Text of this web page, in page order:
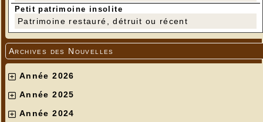
Petit patrimoine insolite
Patrimoine restauré, détruit ou récent
Archives des Nouvelles
Année 2026
Année 2025
Année 2024